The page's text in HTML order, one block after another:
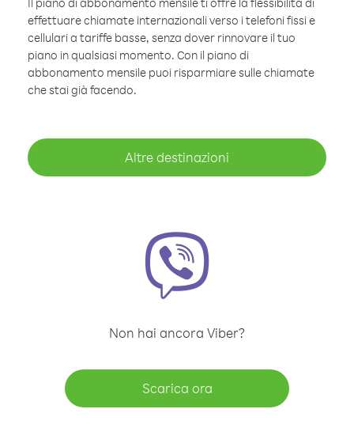
effettuare chiamate internazionali verso i telefoni fissi e
cellulari a tariffe basse, senza dover rinnovare il tuo
piano in qualsiasi momento. Con il piano di
abbonamento mensile puoi risparmiare sulle chiamate
che stai già facendo.
Altre destinazioni
Non hai ancora Viber?
Scarica ora